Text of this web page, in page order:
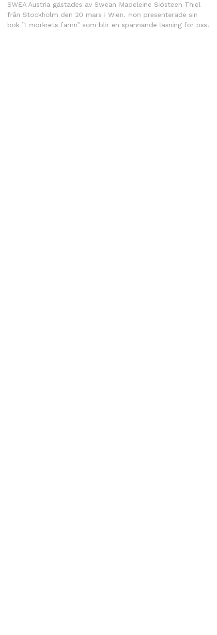
SWEA Austria gästades av Swean Madeleine Siösteen Thiel
från Stockholm den 20 mars i Wien. Hon presenterade sin
bok ”I mörkrets famn” som blir en spännande läsning för oss!